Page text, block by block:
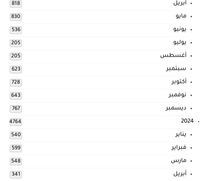
أبريل 818
مايو 830
يونيو 536
يوليو 205
أغسطس 205
سبتمبر 623
أكتوبر 728
نوفمبر 643
ديسمبر 767
2024
4764
يناير 540
فبراير 599
مارس 548
أبريل 341